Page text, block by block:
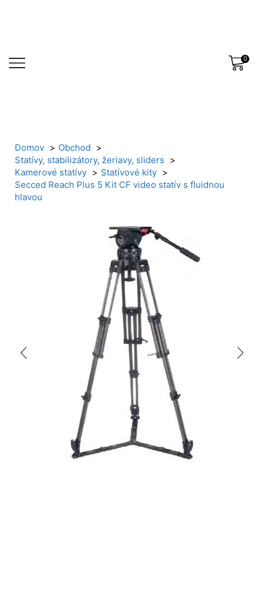
0
Domov
Obchod
Statívy, stabilizátory, žeriavy, sliders
Kamerové statívy
Statívové kity
Secced Reach Plus 5 Kit CF video statív s fluidnou
hlavou